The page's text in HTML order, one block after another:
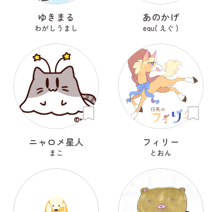
ゆきまる
わがしうまし
あのかげ
egu( えぐ )
ニャロメ星人
まこ
フィリー
とおん